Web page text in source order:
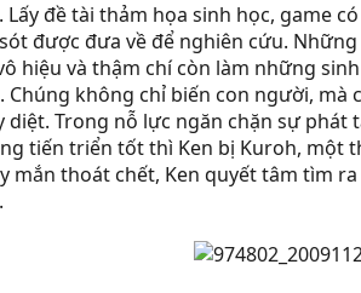
Lấy đề tài thảm họa sinh học, game
được đưa về để nghiên cứu.
hiệu và thậm chí còn làm những
không chỉ biến con người,
Trong nỗ lực ngăn chặn sự phát
tiến triển tốt thì Ken bị Kuroh, một
mắn thoát chết, Ken quyết tâm tìm